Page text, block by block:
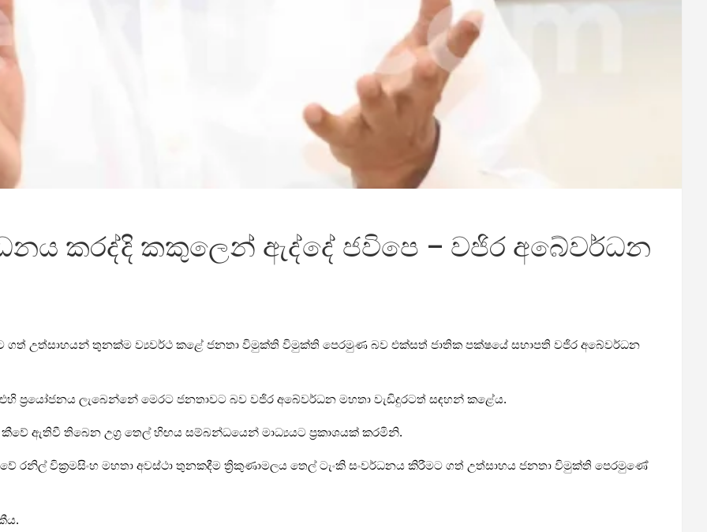
කරද්දි කකුලෙන් ඇද්දේ ජවිපෙ – වජිර අබේවර්ධන
ගත් උත්සාහයන් තුනක්ම ව්‍යවර්ථ කළේ ජනතා විමුක්ති විමුක්ති පෙරමුණ බව එක්සත් ජාතික පක්ෂයේ සභාපති වජිර අබේවර්ධන
ප්‍රයෝජනය ලැබෙන්නේ මෙරට ජනතාවට බව වජිර අබේවර්ධන මහතා වැඩිදුරටත් සඳහන් කළේය.
ඇතිවී තිබෙන උග්‍ර තෙල් හිඟය සම්බන්ධයෙන් මාධ්‍යයට ප්‍රකාශයක් කරමිනි.
රනිල් වික්‍රමසිංහ මහතා අවස්ථා තුනකදීම ත්‍රිකුණාමලය තෙල් ටැංකි සංවර්ධනය කිරීමට ගත් උත්සාහය ජනතා විමුක්ති පෙරමුණේ